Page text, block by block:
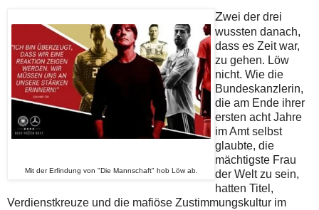
Mit der Erfindung von "Die Mannschaft" hob Löw ab.
Zwei der drei
wussten danach,
dass es Zeit war,
zu gehen. Löw
nicht. Wie die
Bundeskanzlerin,
die am Ende ihrer
ersten acht Jahre
im Amt selbst
glaubte, die
mächtigste Frau
der Welt zu sein,
hatten Titel,
Verdienstkreuze und die mafiöse Zustimmungskultur im